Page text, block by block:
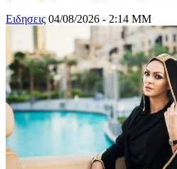
Ειδησεις 04/08/2026 - 2:14 ΜΜ